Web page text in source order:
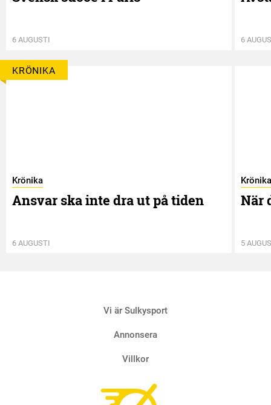
6 AUGUSTI 6
KRÖNIKA
Krönika
Ansvar ska inte dra ut på tiden
6 AUGUSTI
Krönika
När
5
Vi är Sulkysport
Annonsera
Villkor